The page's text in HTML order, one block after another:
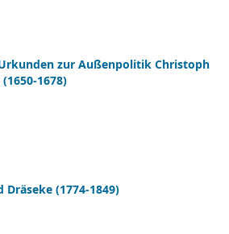
zur Außenpolitik Christoph
1678)
(1774-1849)